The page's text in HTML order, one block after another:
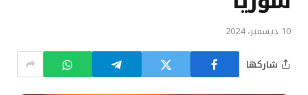
10 ديسمبر، 2024
شاركها